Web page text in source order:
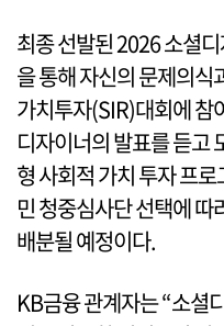
최종 선발된 2026 소셜
을 통해 자신의 문제의식
가치투자(SIR)대회에 참
디자이너의 발표를 듣고
형 사회적 가치 투자 프
민 청중심사단 선택에 따
배분될 예정이다.
KB금융 관계자는 “소셜